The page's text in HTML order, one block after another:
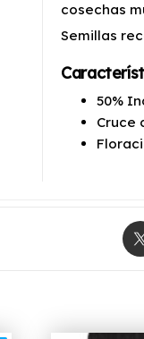
cosechas
Semillas
50%
Cruce